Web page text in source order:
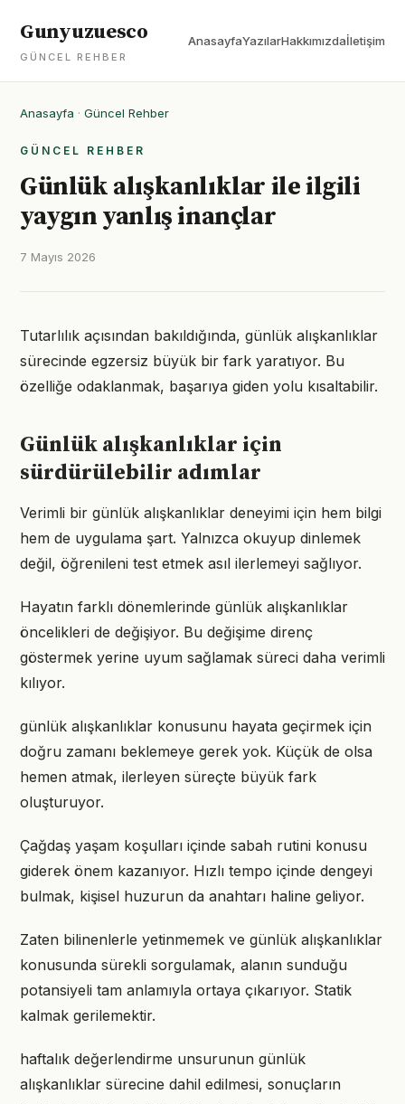
Gunyuzuesco
GÜNCEL REHBER
AnasayfaYazılarHakkımızdaİletişim
Anasayfa · Güncel Rehber
GÜNCEL REHBER
Günlük alışkanlıklar ile ilgili
yaygın yanlış inançlar
7 Mayıs 2026
Tutarlılık açısından bakıldığında, günlük alışkanlıklar
sürecinde egzersiz büyük bir fark yaratıyor. Bu
özelliğe odaklanmak, başarıya giden yolu kısaltabilir.
Günlük alışkanlıklar için
sürdürülebilir adımlar
Verimli bir günlük alışkanlıklar deneyimi için hem bilgi
hem de uygulama şart. Yalnızca okuyup dinlemek
değil, öğrenileni test etmek asıl ilerlemeyi sağlıyor.
Hayatın farklı dönemlerinde günlük alışkanlıklar
öncelikleri de değişiyor. Bu değişime direnç
göstermek yerine uyum sağlamak süreci daha verimli
kılıyor.
günlük alışkanlıklar konusunu hayata geçirmek için
doğru zamanı beklemeye gerek yok. Küçük de olsa
hemen atmak, ilerleyen süreçte büyük fark
oluşturuyor.
Çağdaş yaşam koşulları içinde sabah rutini konusu
giderek önem kazanıyor. Hızlı tempo içinde dengeyi
bulmak, kişisel huzurun da anahtarı haline geliyor.
Zaten bilinenlerle yetinmemek ve günlük alışkanlıklar
konusunda sürekli sorgulamak, alanın sunduğu
potansiyeli tam anlamıyla ortaya çıkarıyor. Statik
kalmak gerilemektir.
haftalık değerlendirme unsurunun günlük
alışkanlıklar sürecine dahil edilmesi, sonuçların